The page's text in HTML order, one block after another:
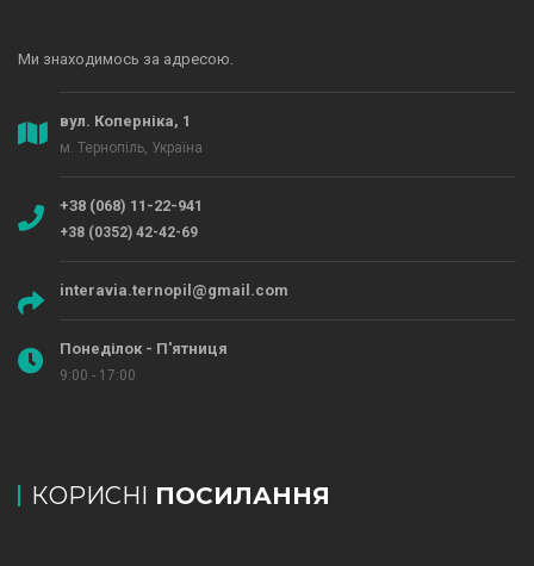
Ми знаходимось за адресою.
вул. Коперніка, 1
м. Тернопіль, Україна
+38 (068) 11-22-941
+38 (0352) 42-42-69
interavia.ternopil@gmail.com
Понеділок - П'ятниця
9:00 - 17:00
КОРИСНІ ПОСИЛАННЯ